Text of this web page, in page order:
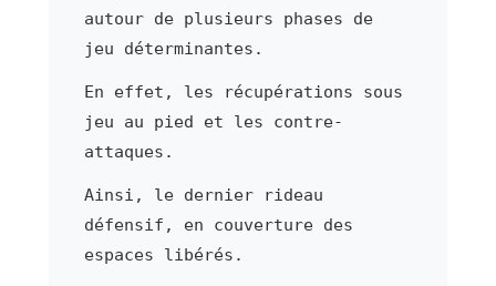
autour de plusieurs phases de
jeu déterminantes.
En effet, les récupérations sous
jeu au pied et les contre-
attaques.
Ainsi, le dernier rideau
défensif, en couverture des
espaces libérés.